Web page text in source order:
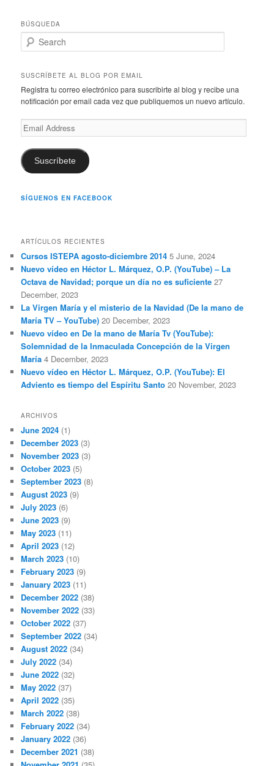
BÚSQUEDA
e
r
h
SUSCRÍBETE AL BLOG POR EMAIL
Registra tu correo electrónico para suscribirte al blog y recibe una
notificación por email cada vez que publiquemos un nuevo artículo.
Email
Address
Suscríbete
SÍGUENOS EN FACEBOOK
ARTÍCULOS RECIENTES
Cursos ISTEPA agosto-diciembre 2014 5 June, 2024
Nuevo vídeo en Héctor L. Márquez, O.P. (YouTube) – La
Octava de Navidad; porque un día no es suficiente 27
December, 2023
La Virgen María y el misterio de la Navidad (De la mano de
María TV – YouTube) 20 December, 2023
Nuevo vídeo en De la mano de María Tv (YouTube):
Solemnidad de la Inmaculada Concepción de la Virgen
María 4 December, 2023
Nuevo vídeo en Héctor L. Márquez, O.P. (YouTube): El
Adviento es tiempo del Espíritu Santo 20 November, 2023
ARCHIVOS
June 2024 (1)
December 2023 (3)
November 2023 (3)
October 2023 (5)
September 2023 (8)
August 2023 (9)
July 2023 (6)
June 2023 (9)
May 2023 (11)
April 2023 (12)
March 2023 (10)
February 2023 (9)
January 2023 (11)
December 2022 (38)
November 2022 (33)
October 2022 (37)
September 2022 (34)
August 2022 (34)
July 2022 (34)
June 2022 (32)
May 2022 (37)
April 2022 (35)
March 2022 (38)
February 2022 (34)
January 2022 (36)
December 2021 (38)